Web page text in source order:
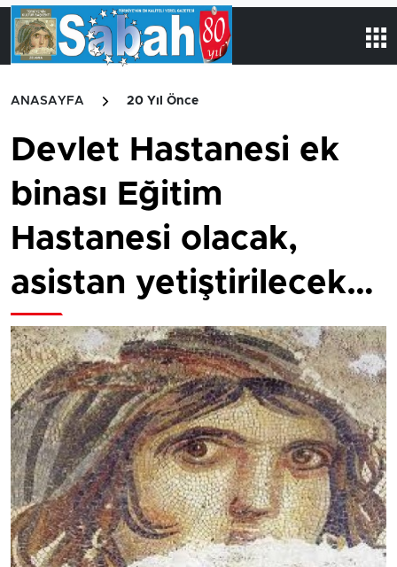
ANASAYFA 20 Yıl Önce
Devlet Hastanesi ek
binası Eğitim
Hastanesi olacak,
asistan yetiştirilecek…